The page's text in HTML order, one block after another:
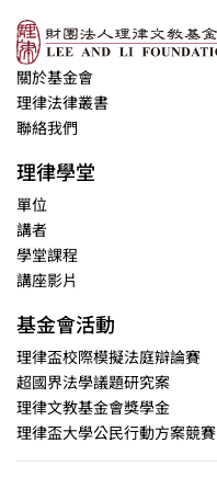
關於基金會
理律法律叢書
聯絡我們
理律學堂
單位
講者
學堂課程
講座影片
基金會活動
理律盃校際模擬法庭辯論賽
超國界法學議題研究案
理律文教基金會獎學金
理律盃大學公民行動方案競賽